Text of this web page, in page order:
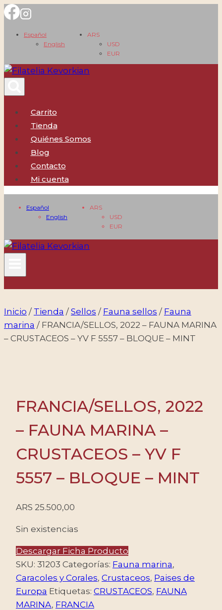
Saltar
contenido
Español
English
ARS
USD
EUR
Carrito
Tienda
Quiénes Somos
Blog
Contacto
Mi cuenta
Español
English
ARS
USD
EUR
Inicio / Tienda / Sellos / Fauna sellos / Fauna
marina / FRANCIA/SELLOS, 2022 – FAUNA MARINA
– CRUSTACEOS – YV F 5557 – BLOQUE – MINT
FRANCIA/SELLOS, 2022
– FAUNA MARINA –
CRUSTACEOS – YV F
5557 – BLOQUE – MINT
ARS 25.500,00
Sin existencias
Descargar Ficha Producto
SKU: 31203 Categorías: Fauna marina,
Caracoles y Corales, Crustaceos, Paises de
Europa Etiquetas: CRUSTACEOS, FAUNA
MARINA, FRANCIA